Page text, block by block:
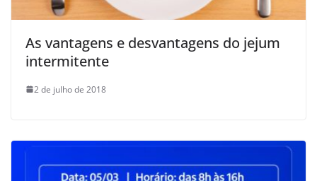
As vantagens e desvantagens do jejum
intermitente
2 de julho de 2018